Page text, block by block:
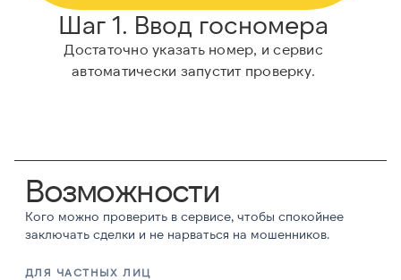
Шаг 1. Ввод госномера
Достаточно указать номер, и сервис
автоматически запустит проверку.
Возможности
Кого можно проверить в сервисе, чтобы спокойнее
заключать сделки и не нарваться на мошенников.
ДЛЯ ЧАСТНЫХ ЛИЦ